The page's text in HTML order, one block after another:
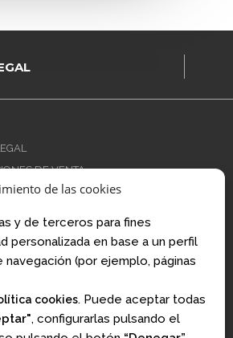
de las cookies
y de terceros para fines
personalizada en base a un perfil
(por ejemplo, páginas
cookies. Puede aceptar todas
, configurarlas pulsando el
DE VENTA
DE PRIVACIDAD
AJEDREZ CON CABEZA
la Unión Europea – NextGenerationEU